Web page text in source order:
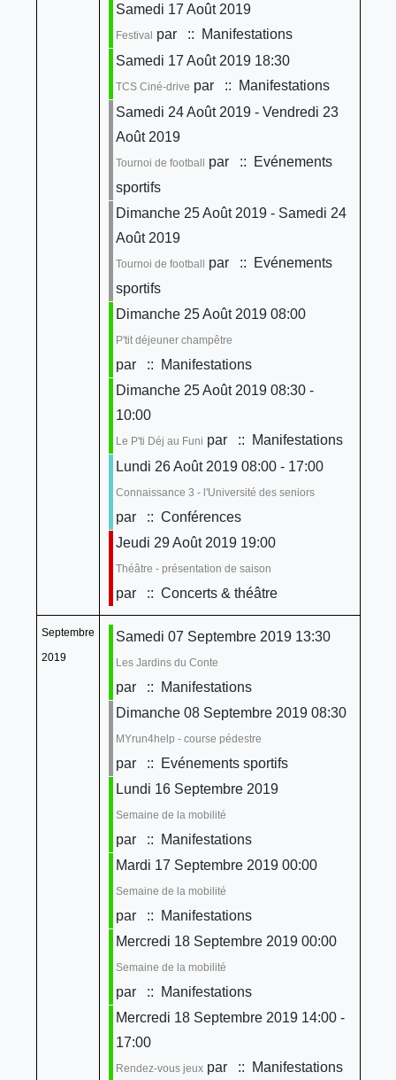
Samedi 17 Août 2019
Festival par
:: Manifestations
Samedi 17 Août 2019 18:30
TCS Ciné-drive par
:: Manifestations
Samedi 24 Août 2019 - Vendredi 23
Août 2019
Tournoi de football par
:: Evénements
sportifs
Dimanche 25 Août 2019 - Samedi 24
Août 2019
Tournoi de football par
:: Evénements
sportifs
Dimanche 25 Août 2019 08:00
P'tit déjeuner champêtre
par
:: Manifestations
Dimanche 25 Août 2019 08:30 -
10:00
Le P'ti Déj au Funi par
:: Manifestations
Lundi 26 Août 2019 08:00 - 17:00
Connaissance 3 - l'Université des seniors
par
:: Conférences
Jeudi 29 Août 2019 19:00
Théâtre - présentation de saison
par :: Concerts & théâtre
Septembre
2019
Samedi 07 Septembre 2019 13:30
Les Jardins du Conte
par
:: Manifestations
Dimanche 08 Septembre 2019 08:30
MYrun4help - course pédestre
par
:: Evénements sportifs
Lundi 16 Septembre 2019
Semaine de la mobilité
par
:: Manifestations
Mardi 17 Septembre 2019 00:00
Semaine de la mobilité
par
:: Manifestations
Mercredi 18 Septembre 2019 00:00
Semaine de la mobilité
par
:: Manifestations
Mercredi 18 Septembre 2019 14:00 -
17:00
Rendez-vous jeuxpar
:: Manifestations